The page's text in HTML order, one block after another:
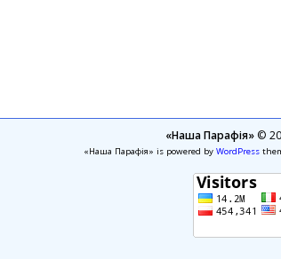
«Наша Парафія»©
«Наша Парафія» is powered by WordPress